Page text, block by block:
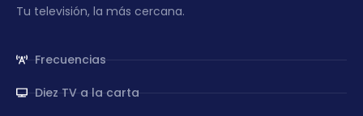
Tu televisión, la más cercana.
Frecuencias
Diez TV a la carta